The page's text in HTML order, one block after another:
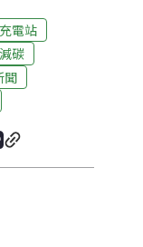
充電站
減碳
聞